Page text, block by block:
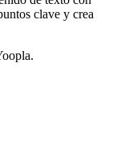
clave y crea